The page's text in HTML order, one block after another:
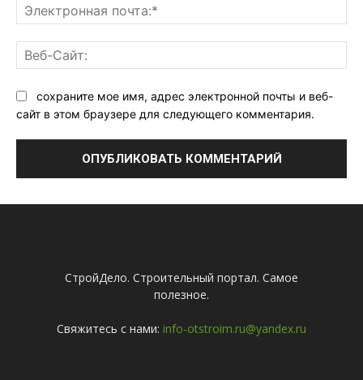
сохраните мое имя, адрес электронной почты и веб-
сайт в этом браузере для следующего комментария.
СтройДело. Строительный портал. Самое
полезное.
Свяжитесь с нами: info-otstroim.ru@yandex.ru